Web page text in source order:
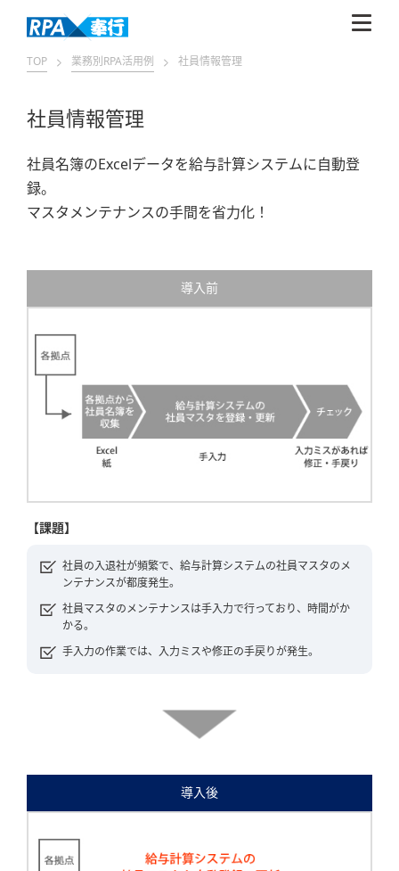
TOP 業務別RPA活用例 社員情報管理
社員情報管理
社員名簿のExcelデータを給与計算システムに自動登
録。
マスタメンテナンスの手間を省力化！
導入前
【課題】
社員の入退社が頻繁で、給与計算システムの社員マスタのメ
ンテナンスが都度発生。
社員マスタのメンテナンスは手入力で行っており、時間がか
かる。
手入力の作業では、入力ミスや修正の手戻りが発生。
導入後